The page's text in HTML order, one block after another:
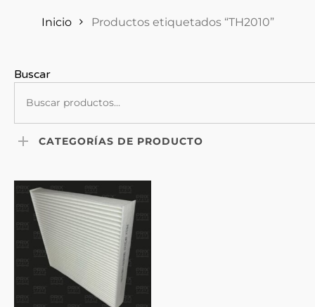
Inicio Productos etiquetados “TH2010”
Buscar
CATEGORÍAS DE PRODUCTO